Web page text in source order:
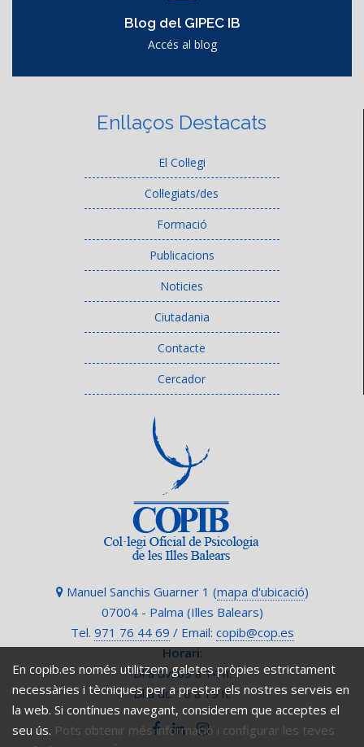
Blog del GIPEC IB
Accés al blog
Enllaços Destacats
El Col·legi
Col·legiats/des
Formació
Publicacions
Noticies
Ciutadania
Contacte
Cercador
Manuel Sanchis Guarner 1 (mapa d'ubicació)
07004 - Palma (Illes Balears)
Tel. 971 76 44 69 / Email: copib@cop.es
Horari:
Dl a dv: 09 a 14 h.
Dl a dc: 16 a 19 h.
En copib.es només utilitzem galetes pròpies estrictament
necessàries i tècniques per a prestar els nostres serveis en
la web. Si contínues navegant, considerem que acceptes el
seu ús. Pots obtenir més informació i configurar les teves